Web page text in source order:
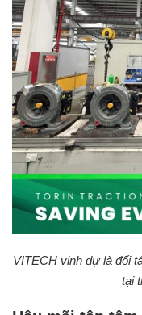
VITECH vinh dự là đối
tại